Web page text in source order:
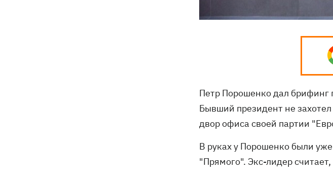
Петр Порошенко дал брифинг
Бывший президент не
двор офиса своей партии
В руках у Порошенко были
"Прямого". Экс-лидер